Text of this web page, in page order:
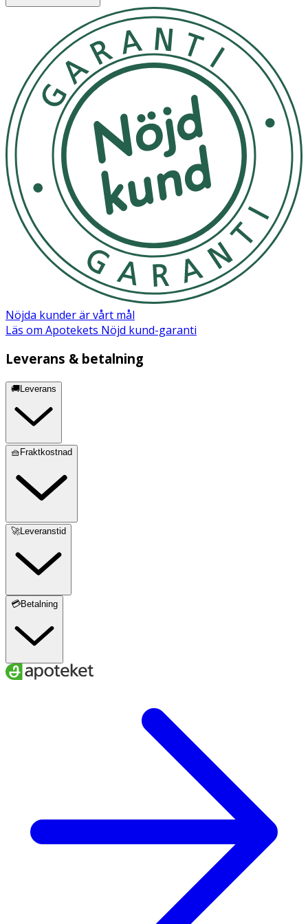
3. Skydda nyläkt hud
och förhindra ytterliggare
nedbrytning
Nöjda kunder är vårt mål
Läs om Apotekets Nöjd kund-garanti
Leverans & betalning
🚚Leverans
🧺Fraktkostnad
🚀Leveranstid
💳Betalning